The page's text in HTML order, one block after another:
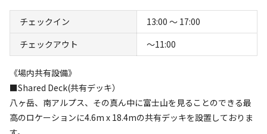
平日 6,000円
日曜日 7,000円
ハイシーズン
GW+お盆 15,000円
夏休み期間は、平日も休前日料金となります。
チェックイン
13:00 〜 17:00
チェックアウト
〜11:00
《場内共有設備》
■Shared Deck(共有デッキ）
八ヶ岳、南アルプス、その真ん中に富士山を見ることのできる最
高のロケーションに4.6m x 18.4mの共有デッキを設置しておりま
す！
電源は1500Wまでで2口ついておりますので、ホットカー
ペットや電気毛布、電源式のストーブなどもご利用いただ
けます！
◆ホテルのお風呂が利用できる！
隣接する「車山高原スカイパークホテル」の、標高
まったり
落ち着く
にぎやか
ソロ
20%
カップル
30%
グループ
20%
ファミリー
30%